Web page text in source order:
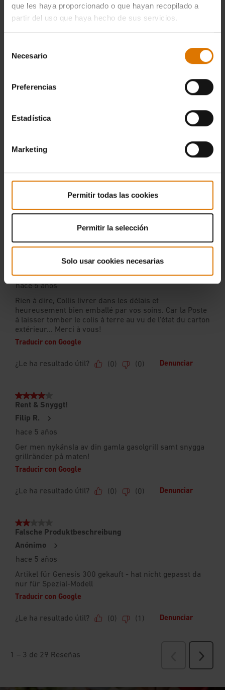
que les haya proporcionado o que hayan recopilado a
partir del uso que haya hecho de sus servicios.
Necesario
Preferencias
Estadística
Marketing
Permitir todas las cookies
Permitir la selección
Solo usar cookies necesarias